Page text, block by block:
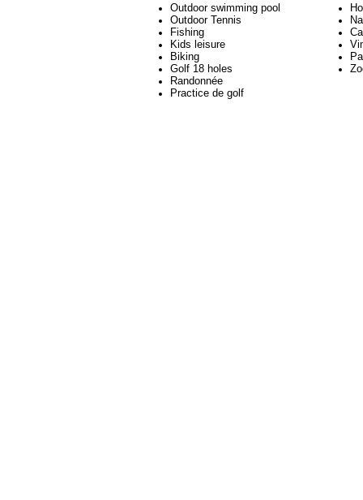
Outdoor swimming pool
Outdoor Tennis
Fishing
Kids leisure
Biking
Golf 18 holes
Randonnée
Practice de golf